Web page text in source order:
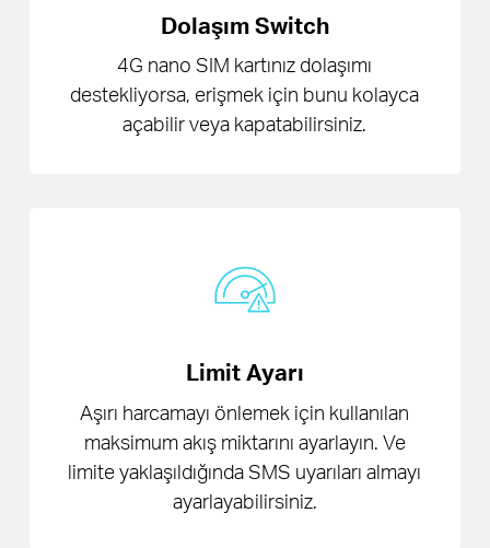
Dolaşım Switch
4G nano SIM kartınız dolaşımı
destekliyorsa, erişmek için bunu kolayca
açabilir veya kapatabilirsiniz.
Limit Ayarı
Aşırı harcamayı önlemek için kullanılan
maksimum akış miktarını ayarlayın. Ve
limite yaklaşıldığında SMS uyarıları almayı
ayarlayabilirsiniz.